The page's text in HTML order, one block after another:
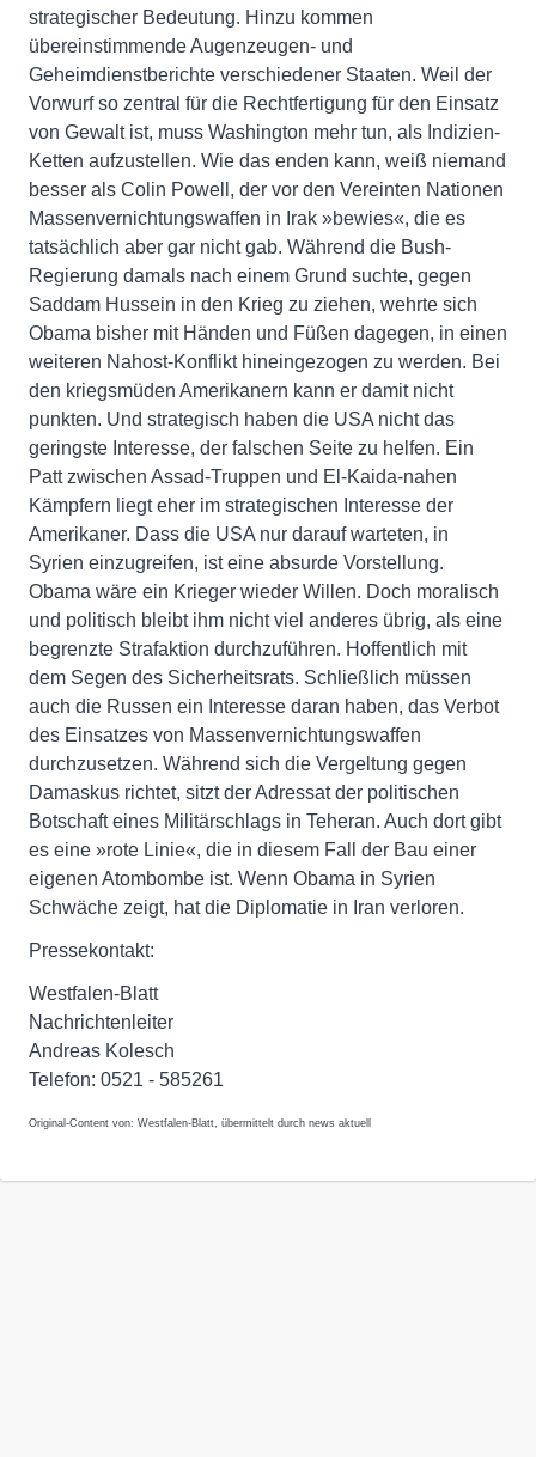
strategischer Bedeutung. Hinzu kommen
übereinstimmende Augenzeugen- und
Geheimdienstberichte verschiedener Staaten. Weil der
Vorwurf so zentral für die Rechtfertigung für den Einsatz
von Gewalt ist, muss Washington mehr tun, als Indizien-
Ketten aufzustellen. Wie das enden kann, weiß niemand
besser als Colin Powell, der vor den Vereinten Nationen
Massenvernichtungswaffen in Irak »bewies«, die es
tatsächlich aber gar nicht gab. Während die Bush-
Regierung damals nach einem Grund suchte, gegen
Saddam Hussein in den Krieg zu ziehen, wehrte sich
Obama bisher mit Händen und Füßen dagegen, in einen
weiteren Nahost-Konflikt hineingezogen zu werden. Bei
den kriegsmüden Amerikanern kann er damit nicht
punkten. Und strategisch haben die USA nicht das
geringste Interesse, der falschen Seite zu helfen. Ein
Patt zwischen Assad-Truppen und El-Kaida-nahen
Kämpfern liegt eher im strategischen Interesse der
Amerikaner. Dass die USA nur darauf warteten, in
Syrien einzugreifen, ist eine absurde Vorstellung.
Obama wäre ein Krieger wieder Willen. Doch moralisch
und politisch bleibt ihm nicht viel anderes übrig, als eine
begrenzte Strafaktion durchzuführen. Hoffentlich mit
dem Segen des Sicherheitsrats. Schließlich müssen
auch die Russen ein Interesse daran haben, das Verbot
des Einsatzes von Massenvernichtungswaffen
durchzusetzen. Während sich die Vergeltung gegen
Damaskus richtet, sitzt der Adressat der politischen
Botschaft eines Militärschlags in Teheran. Auch dort gibt
es eine »rote Linie«, die in diesem Fall der Bau einer
eigenen Atombombe ist. Wenn Obama in Syrien
Schwäche zeigt, hat die Diplomatie in Iran verloren.
Pressekontakt:
Westfalen-Blatt
Nachrichtenleiter
Andreas Kolesch
Telefon: 0521 - 585261
Original-Content von: Westfalen-Blatt, übermittelt durch news aktuell